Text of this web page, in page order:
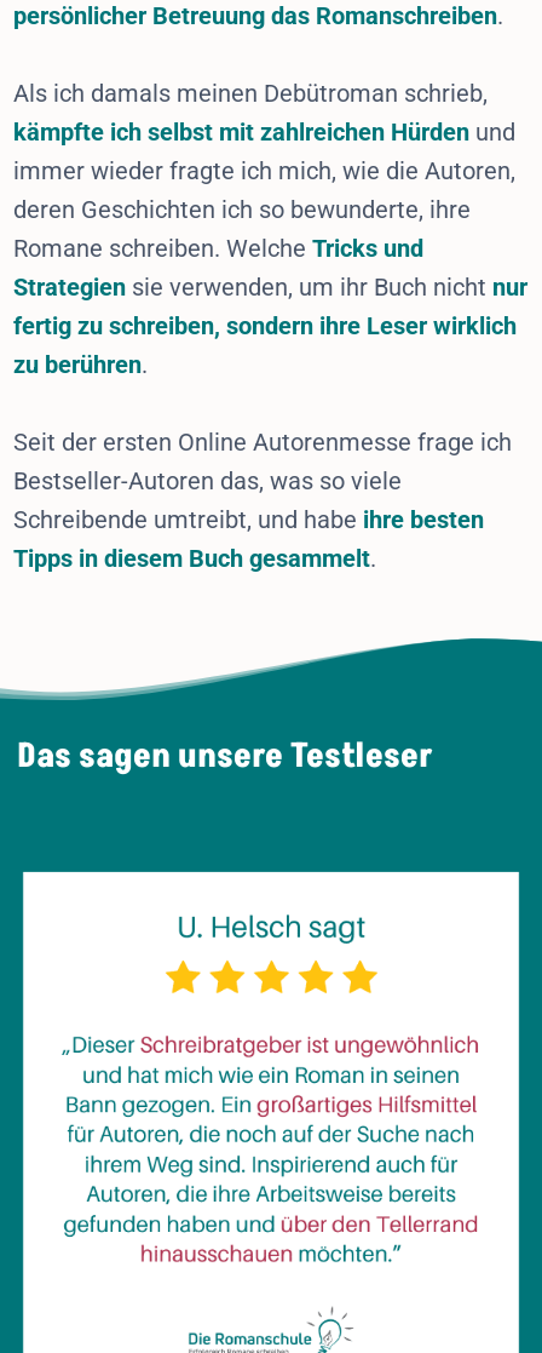
persönlicher Betreuung das Romanschreiben.
Als ich damals meinen Debütroman schrieb,
kämpfte ich selbst mit zahlreichen Hürdenund
immer wieder fragte ich mich, wie die Autoren,
deren Geschichten ich so bewunderte, ihre
Romane schreiben. Welche Tricks und
Strategien sie verwenden, um ihr Buch nicht nur
fertig zu schreiben, sondern ihre Leser wirklich
zu berühren.
Seit der ersten Online Autorenmesse frage ich
Bestseller-Autoren das, was so viele
Schreibende umtreibt, und habe ihre besten
Tipps in diesem Buch gesammelt.
Das sagen unsere Testleser